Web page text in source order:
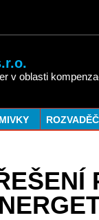
v oblasti